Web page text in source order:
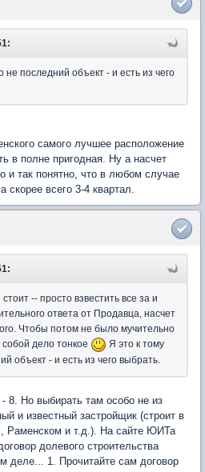
не последний объект - и есть из чего
самого лучшее расположение
в полне пригодная. Ну а насчет
и так понятно, что в любом случае
скорее всего 3-4 квартал.
-- просто взвестить все за и
ответа от Продавца, насчет
Чтобы потом не было мучительно
дело тонкое
Я это к тому
объект - и есть из чего выбрать.
8. Но выбирать там особо не из
и известный застройщик (строит в
Раменском и т.д.). На сайте ЮИТа
долевого строительства
деле... 1. Прочитайте сам договор